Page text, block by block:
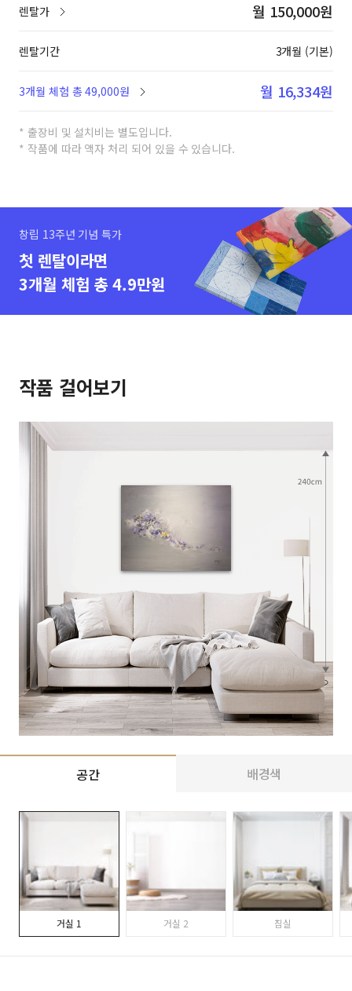
렌탈가 월 150,000원
렌탈기간 3개월 (기본)
3개월 체험 총 49,000원 월 16,334원
* 출장비 및 설치비는 별도입니다.
* 작품에 따라 액자 처리 되어 있을 수 있습니다.
창립 13주년 기념 특가
첫 렌탈이라면
3개월 체험 총 4.9만원
작품 걸어보기
공간 배경색
거실 1 거실 2 침실